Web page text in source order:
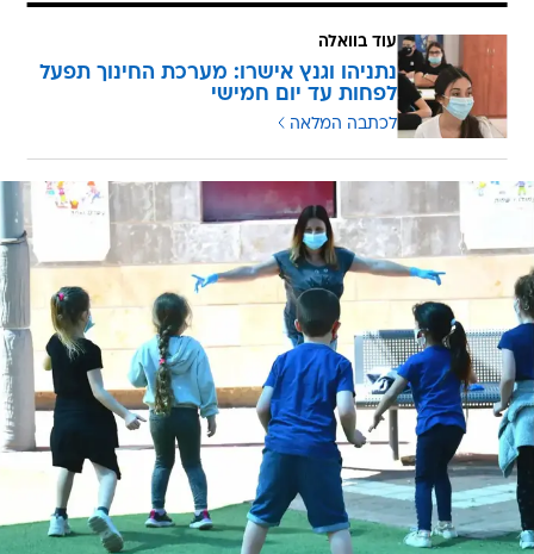
עוד בוואלה
נתניהו וגנץ אישרו: מערכת החינוך תפעל
לפחות עד יום חמישי
לכתבה המלאה